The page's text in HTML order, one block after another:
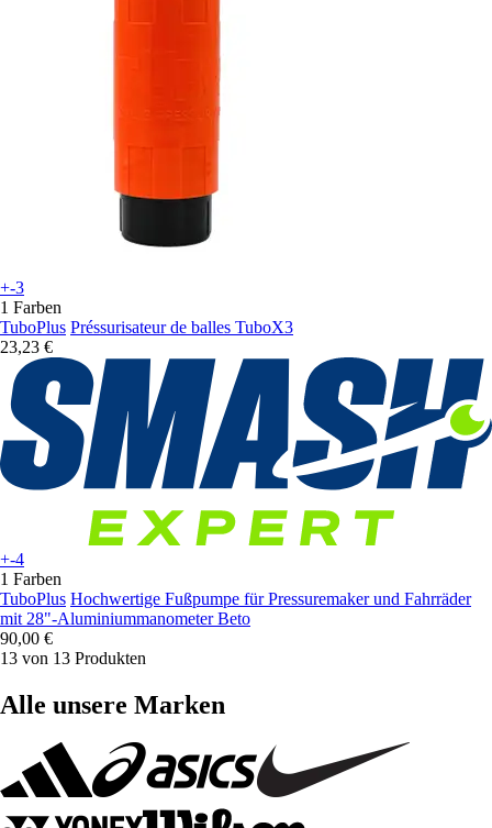
+-3
1 Farben
TuboPlus Préssurisateur de balles TuboX3
23,23 €
+-4
1 Farben
TuboPlus Hochwertige Fußpumpe für Pressuremaker und Fahrräder
mit 28"-Aluminiummanometer Beto
90,00 €
13 von 13 Produkten
Alle unsere Marken